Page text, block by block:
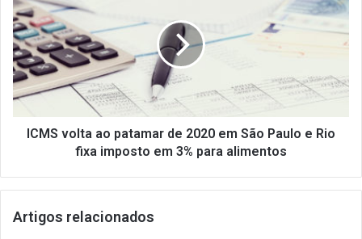
o
n
t
a
:
S
y
f
M
S
v
o
l
t
a
a
ICMS volta ao patamar de 2020 em São Paulo e Rio
fixa imposto em 3% para alimentos
Artigos relacionados